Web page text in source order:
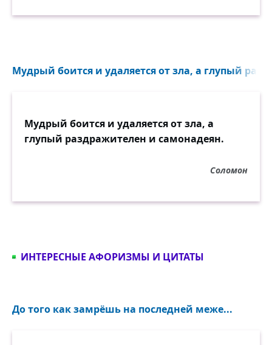
Мудрый боится и удаляется от зла, а глупый
Мудрый боится и удаляется от зла, а
глупый раздражителен и самонадеян.
Соломон
ИНТЕРЕСНЫЕ АФОРИЗМЫ И ЦИТАТЫ
До того как замрёшь на последней меже...